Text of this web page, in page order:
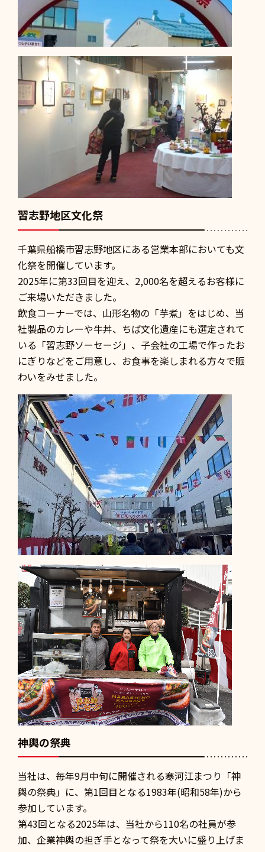
習志野地区文化祭
千葉県船橋市習志野地区にある営業本部においても文
化祭を開催しています。
2025年に第33回目を迎え、2,000名を超えるお客様に
ご来場いただきました。
飲食コーナーでは、山形名物の「芋煮」をはじめ、当
社製品のカレーや牛丼、ちば文化遺産にも選定されて
いる「習志野ソーセージ」、子会社の工場で作ったお
にぎりなどをご用意し、お食事を楽しまれる方々で賑
わいをみせました。
神輿の祭典
当社は、毎年9月中旬に開催される寒河江まつり「神
輿の祭典」に、第1回目となる1983年(昭和58年)から
参加しています。
第43回となる2025年は、当社から110名の社員が参
加、企業神輿の担ぎ手となって祭を大いに盛り上げま